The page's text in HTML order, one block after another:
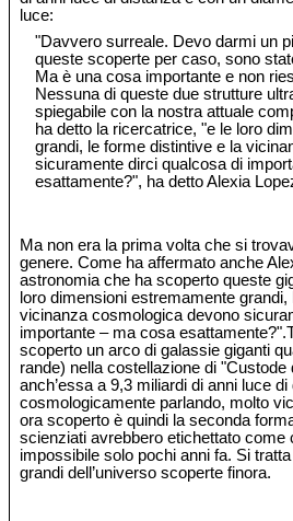
luce:
"Davvero surreale. Devo darmi un
queste scoperte per caso, sono
Ma è una cosa importante e non
Nessuna di queste due strutture
spiegabile con la nostra attuale
ha detto la ricercatrice, "e le loro
grandi, le forme distintive e la
sicuramente dirci qualcosa di
esattamente?", ha detto Alexia
Ma non era la prima volta che si
genere. Come ha affermato anche
astronomia che ha scoperto queste
loro dimensioni estremamente
vicinanza cosmologica devono
importante – ma cosa
scoperto un arco di galassie giganti
rande) nella costellazione di "Custode
anch’essa a 9,3 miliardi di anni luce
cosmologicamente parlando, molto
ora scoperto è quindi la seconda
scienziati avrebbero etichettato come
impossibile solo pochi anni fa. Si
grandi dell’universo scoperte finora.